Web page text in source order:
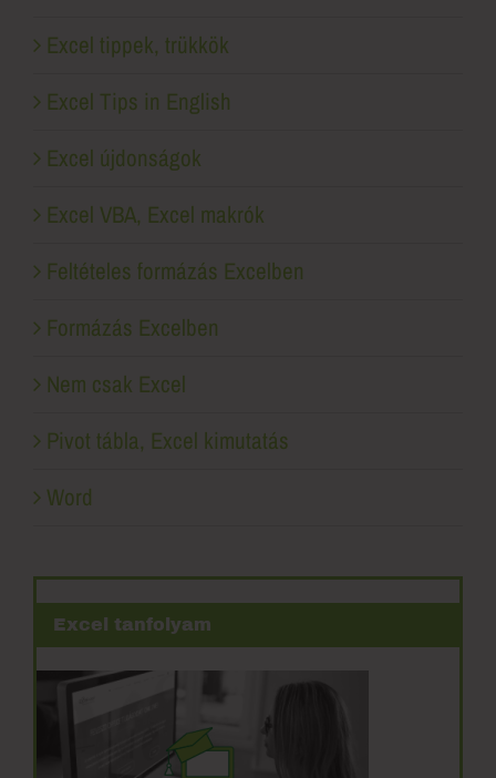
Excel tippek, trükkök
Excel Tips in English
Excel újdonságok
Excel VBA, Excel makrók
Feltételes formázás Excelben
Formázás Excelben
Nem csak Excel
Pivot tábla, Excel kimutatás
Word
Excel tanfolyam